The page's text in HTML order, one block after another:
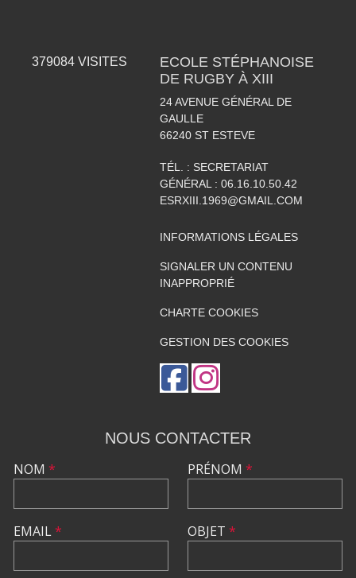
379084 VISITES
ECOLE STÉPHANOISE
DE RUGBY À XIII
24 AVENUE GÉNÉRAL DE
GAULLE
66240 ST ESTEVE
TÉL. : SECRETARIAT
GÉNÉRAL : 06.16.10.50.42
ESRXIII.1969@GMAIL.COM
INFORMATIONS LÉGALES
SIGNALER UN CONTENU
INAPPROPRIÉ
CHARTE COOKIES
GESTION DES COOKIES
NOUS CONTACTER
NOM *
EMAIL*
PRÉNOM *
OBJET *